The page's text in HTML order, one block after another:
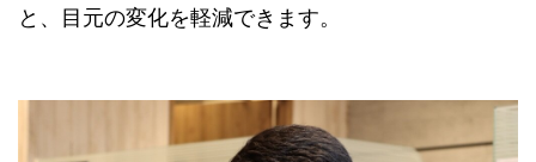
と、目元の変化を軽減できます。